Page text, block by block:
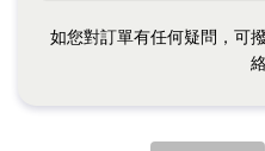
如您對訂單有任何疑問，可